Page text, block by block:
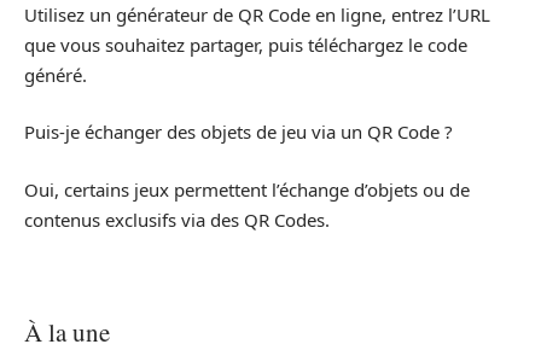
Utilisez un générateur de QR Code en ligne, entrez l’URL
que vous souhaitez partager, puis téléchargez le code
généré.
Puis-je échanger des objets de jeu via un QR Code ?
Oui, certains jeux permettent l’échange d’objets ou de
contenus exclusifs via des QR Codes.
À la une